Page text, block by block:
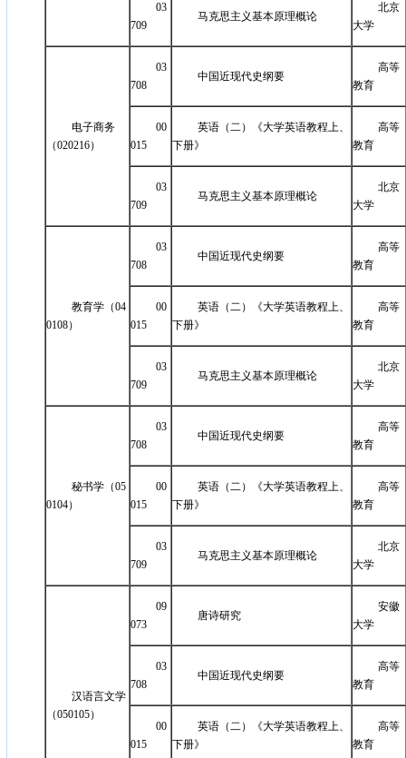
03
709
马克思主义基本原理概论
北京
大学
电子商务
（020216）
03
708
中国近现代史纲要
高等
教育
00
015
英语（二）《大学英语教程上、
下册》
高等
教育
03
709
马克思主义基本原理概论
北京
大学
教育学（04
0108）
03
708
中国近现代史纲要
高等
教育
00
015
英语（二）《大学英语教程上、
下册》
高等
教育
03
709
马克思主义基本原理概论
北京
大学
秘书学（05
0104）
03
708
中国近现代史纲要
高等
教育
00
015
英语（二）《大学英语教程上、
下册》
高等
教育
03
709
马克思主义基本原理概论
北京
大学
汉语言文学
（050105）
09
073
唐诗研究
安徽
大学
03
708
中国近现代史纲要
高等
教育
00
015
英语（二）《大学英语教程上、
下册》
高等
教育